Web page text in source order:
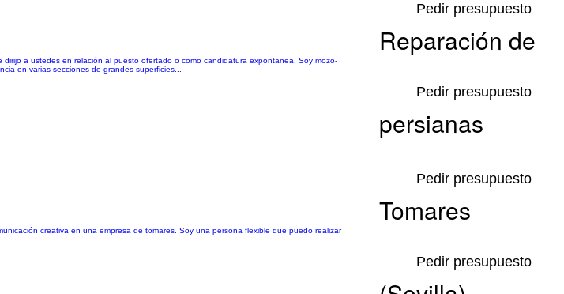
a ustedes en relación al puesto ofertado o como candidatura expontanea. Soy mozo-
en varias secciones de grandes superficies...
Pedir presupuesto
Pedir presupuesto
creativa en una empresa de tomares. Soy una persona flexible que puedo realizar
Pedir presupuesto
Pedir presupuesto
Reparación de
persianas
Tomares